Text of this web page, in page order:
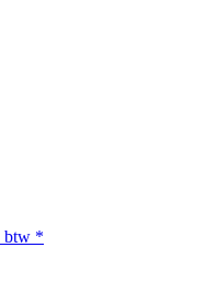
btw *